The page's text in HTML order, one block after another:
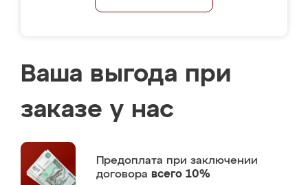
Ваша выгода при
заказе у нас
Предоплата при заключении
договора всего 10%